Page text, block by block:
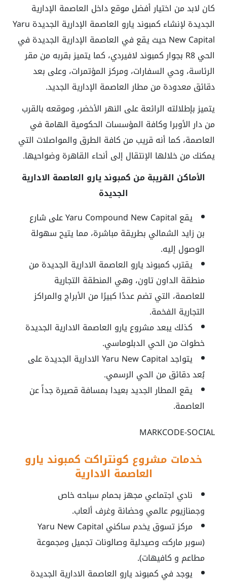
كان لابد من اختيار أفضل موقع داخل العاصمة الإدارية
الجديدة لإنشاء كمبوند يارو العاصمة الإدارية الجديدة Yaru
New Capital حيث يقع في العاصمة الإدارية الجديدة في
الحي R8 بجوار كمبوند لافيردي، كما يتميز بقربه من مقر
الرئاسة، وحي السفارات، ومركز المؤتمرات، وعلى بعد
دقائق معدودة من مطار العاصمة الإدارية الجديد.
يتميز بإطلالته الرائعة على النهر الأخضر، وموقعه بالقرب
من دار الأوبرا وكافة المؤسسات الحكومية الهامة في
العاصمة، كما أنه قريب من كافة الطرق والمواصلات التي
يمكنك من خلالها الإنتقال إلى أنحاء القاهرة وضواحيها.
الأماكن القريبة من كمبوند يارو العاصمة الادارية
الجديدة
يقع Yaru Compound New Capital على شارع
بن زايد الشمالي بطريقة مباشرة، مما يتيح سهولة
الوصول إليه.
يقترب كمبوند يارو العاصمة الادارية الجديدة من
منطقة الداون تاون، وهي المنطقة التجارية
للعاصمة، التي تضم عددًا كبيرًا من الأبراج والمراكز
التجارية الفخمة.
كذلك يبعد مشروع يارو العاصمة الادارية الجديدة
خطوات من الحي الدبلوماسي.
يتواجد Yaru New Capital الادارية الجديدة على
بُعد دقائق من الحي الرسمي.
يقع المطار الجديد بعيدا بمسافة قصيرة جداً عن
العاصمة.
MARKCODE-SOCIAL
خدمات مشروع كونتراكت كمبوند يارو
العاصمة الادارية
نادي اجتماعي مجهز بحمام سباحه خاص
وجمنازيوم عالمي وحضانة وغرف ألعاب.
مركز تسوق يخدم ساكني Yaru New Capital
(سوبر ماركت وصيدلية وصالونات تجميل ومجموعة
مطاعم و كافيهات).
يوجد في كمبوند يارو العاصمة الادارية الجديدة